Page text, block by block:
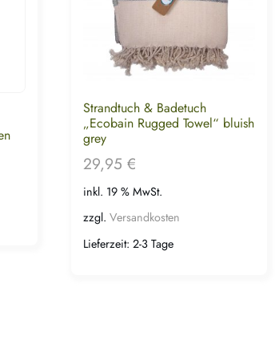
Strandtuch & Badetuch
„Ecobain Rugged Towel“ bluish
grey
29,95 €
inkl. 19 % MwSt.
zzgl. Versandkosten
Lieferzeit: 2-3 Tage